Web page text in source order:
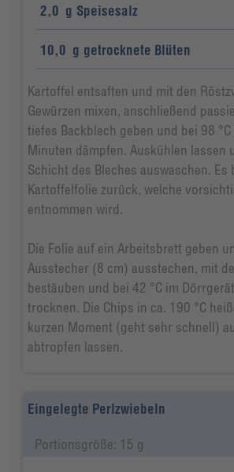
2,0 g Speisesalz
10,0 g getrocknete Blüten
Kartoffel entsaften und mit den
Gewürzen mixen, anschließend
tiefes Backblech geben und bei 98
Minuten dämpfen. Auskühlen lassen
Schicht des Bleches auswaschen. Es
Kartoffelfolie zurück, welche
entnommen wird.
Die Folie auf ein Arbeitsbrett geben
Ausstecher (8 cm) ausstechen, mit
bestäuben und bei 42 °C im
trocknen. Die Chips in ca. 190 °C
kurzen Moment (geht sehr schnell)
abtropfen lassen.
Eingelegte Perlzwiebeln
Portionsgröße: 15 g